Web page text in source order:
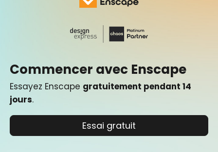
Commencer avec Enscape
Essayez Enscape gratuitement pendant 14
jours.
Essai gratuit